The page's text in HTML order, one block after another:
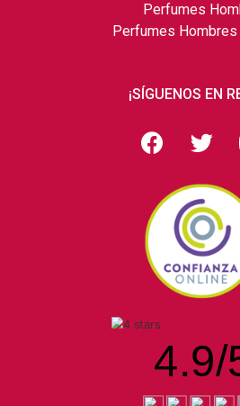
Perfumes
Perfumes
¡SÍGUENOS EN
4.9/